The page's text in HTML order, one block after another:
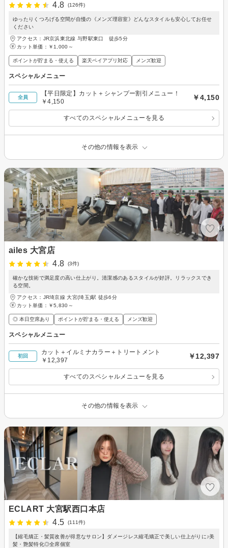
4.8
(126件)
ゆったりくつろげる空間が自慢の《メンズ理容室》どんなスタイルも安心してお任せ
ください
アクセス：JR京浜東北線 与野駅東口 徒歩5分
カット単価： ￥1,000～
ポイントが貯まる・使える 楽天ペイアプリ対応 メンズ歓迎
スペシャルメニュー
全員
【平日限定】カット＋シャンプー割引メニュー！
￥4,150
￥4,150
すべてのスペシャルメニューを見る
その他の情報を表示
ailes 大宮店
4.8
(3件)
確かな技術で満足度の高い仕上がり。清潔感のあるスタイルが好評。リラックスでき
る空間。
アクセス：JR埼京線 大宮(埼玉)駅 徒歩6分
カット単価： ￥5,830～
◎ 本日空席あり ポイントが貯まる・使える メンズ歓迎
スペシャルメニュー
初回
カット＋イルミナカラー＋トリートメント
￥12,397
￥12,397
すべてのスペシャルメニューを見る
その他の情報を表示
ECLART 大宮駅西口本店
4.5
(111件)
【縮毛矯正・髪質改善が得意なサロン】ダメージレス縮毛矯正で美しい仕上がりに♪美
髪・艶髪特化◎全席個室